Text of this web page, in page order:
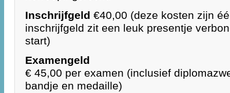
Inschrijfgeld €40,00 (deze kosten zijn
inschrijfgeld zit een leuk presentje
start)
Examengeld
€ 45,00 per examen (inclusief
bandje en medaille)